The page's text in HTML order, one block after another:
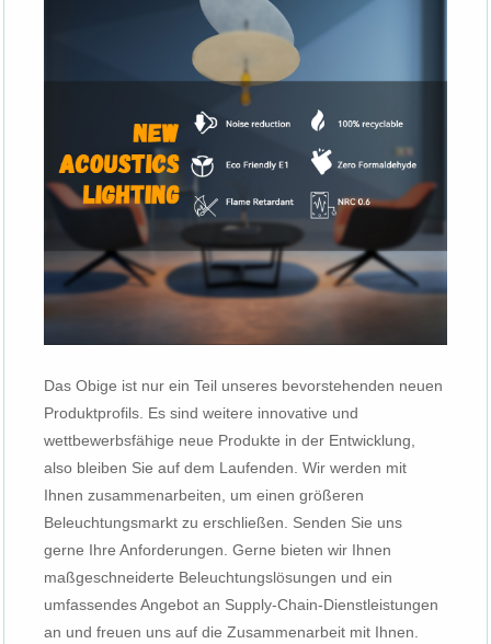
Das Obige ist nur ein Teil unseres bevorstehenden neuen
Produktprofils. Es sind weitere innovative und
wettbewerbsfähige neue Produkte in der Entwicklung,
also bleiben Sie auf dem Laufenden. Wir werden mit
Ihnen zusammenarbeiten, um einen größeren
Beleuchtungsmarkt zu erschließen. Senden Sie uns
gerne Ihre Anforderungen. Gerne bieten wir Ihnen
maßgeschneiderte Beleuchtungslösungen und ein
umfassendes Angebot an Supply-Chain-Dienstleistungen
an und freuen uns auf die Zusammenarbeit mit Ihnen.